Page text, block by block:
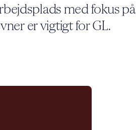
med fokus på
er vigtigt for GL.